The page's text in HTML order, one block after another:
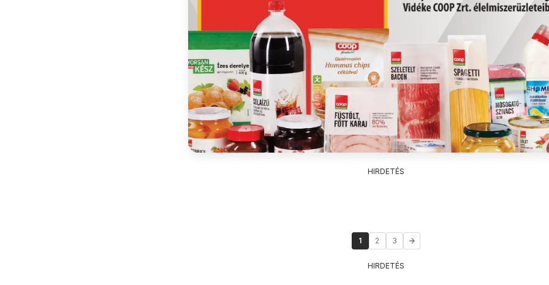
HIRDETÉS
1 2 3
HIRDETÉS